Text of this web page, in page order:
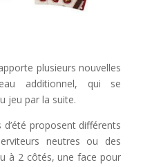
plusieurs nouvelles
additionnel, qui se
jeu par la suite.
proposent différents
neutres ou des
à 2 côtés, une face pour